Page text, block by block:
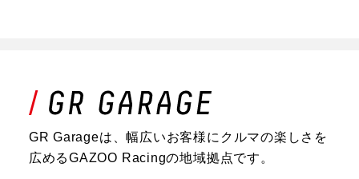
GR Garageは、幅広いお客様にクルマの楽しさを
広めるGAZOO Racingの地域拠点です。